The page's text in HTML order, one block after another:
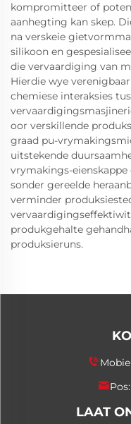
kompromitteer of
aanhegting kan skep.
na verskeie
silikoon en
die vervaardiging van
Hierdie wye
chemiese interaksies
oor verskillende
graad pu-
uitstekende
vrymakings-
sonder gereelde
verminder
produkgehalte
produksieruns.
Pos:
LAAT